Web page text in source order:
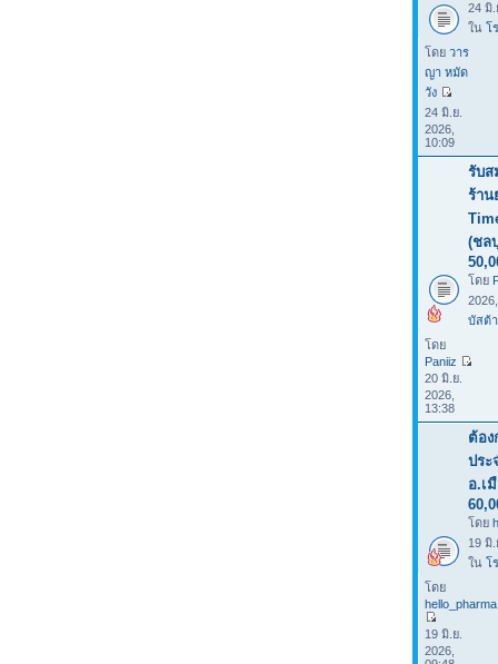
24 มิ.
ใน โ
โดย วาร
ญา หมัด
วัง
24 มิ.ย.
2026,
10:09
รับส
ร้าน
(ชล
โดย
บัสต้า
โดย
Paniiz
20 มิ.ย.
2026,
13:38
ต้อง
ประ
อ.เ
โดย
19 มิ.
ใน โ
โดย
hello_pharma
19 มิ.ย.
2026,